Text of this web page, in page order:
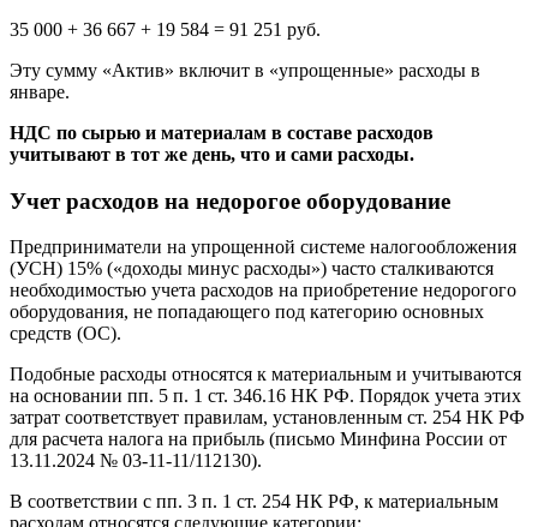
35 000 + 36 667 + 19 584 = 91 251 руб.
Эту сумму «Актив» включит в «упрощенные» расходы в
январе.
НДС по сырью и материалам в составе расходов
учитывают в тот же день, что и сами расходы.
Учет расходов на недорогое оборудование
Предприниматели на упрощенной системе налогообложения
(УСН) 15% («доходы минус расходы») часто сталкиваются
необходимостью учета расходов на приобретение недорогого
оборудования, не попадающего под категорию основных
средств (ОС).
Подобные расходы относятся к материальным и учитываются
на основании пп. 5 п. 1 ст. 346.16 НК РФ. Порядок учета этих
затрат соответствует правилам, установленным ст. 254 НК РФ
для расчета налога на прибыль (письмо Минфина России от
13.11.2024 № 03-11-11/112130).
В соответствии с пп. 3 п. 1 ст. 254 НК РФ, к материальным